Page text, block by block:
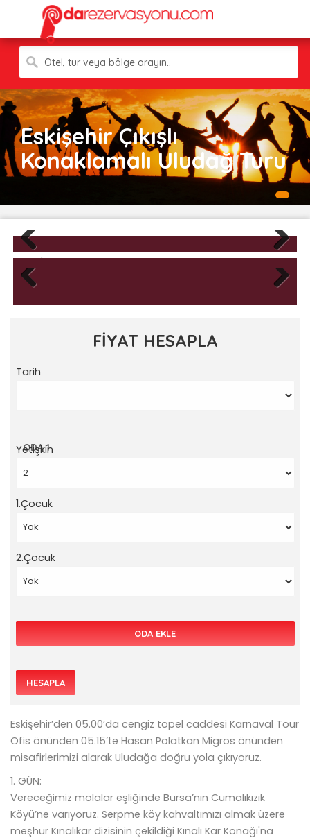
Otel, tur veya bölge arayın..
Eskişehir Çıkışlı
Konaklamalı Uludağ Turu
Previous Next
Previous
FİYAT HESAPLA
Tarih
ODA 1
Yetişkin
1.Çocuk
2.Çocuk
ODA EKLE
HESAPLA
Eskişehir’den 05.00’da cengiz topel caddesi Karnaval Tour
Ofis önünden 05.15’te Hasan Polatkan Migros önünden
misafirlerimizi alarak Uludağa doğru yola çıkıyoruz.
1. GÜN:
Vereceğimiz molalar eşliğinde Bursa’nın Cumalıkızık
Köyü’ne varıyoruz. Serpme köy kahvaltımızı almak üzere
meşhur Kınalıkar dizisinin çekildiği Kınalı Kar Konağı'na